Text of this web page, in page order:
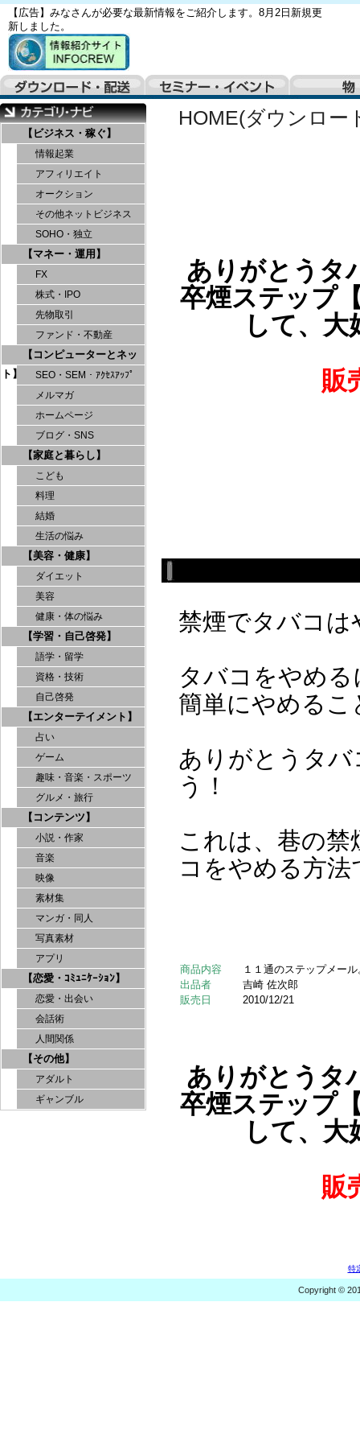
【広告】みなさんが必要な最新情報をご紹介します。8月2日新規更
新しました。
【ビジネス・稼ぐ】
情報起業
アフィリエイト
オークション
その他ネットビジネス
SOHO・独立
【マネー・運用】
FX
株式・IPO
先物取引
ファンド・不動産
【コンピューターとネッ
ト】
SEO・SEM・ｱｸｾｽｱｯﾌﾟ
メルマガ
ホームページ
ブログ・SNS
【家庭と暮らし】
こども
料理
結婚
生活の悩み
【美容・健康】
ダイエット
美容
健康・体の悩み
【学習・自己啓発】
語学・留学
資格・技術
自己啓発
【エンターテイメント】
占い
ゲーム
趣味・音楽・スポーツ
グルメ・旅行
【コンテンツ】
小説・作家
音楽
映像
素材集
マンガ・同人
写真素材
アプリ
【恋愛・ｺﾐｭﾆｹｰｼｮﾝ】
恋愛・出会い
会話術
人間関係
【その他】
アダルト
ギャンブル
HOME(ダウンロー
ありがとうタ
卒煙ステップ
して、
販
禁煙でタバコ
タバコをやめ
簡単にやめる
ありがとうタ
う！
これは、巷の
コをやめる方法
商品内容
１１通のステップメー
出品者
吉崎 佐次郎
販売日
2010/12/21
ありがとうタ
卒煙ステップ
して、
販
特
Copyright ©